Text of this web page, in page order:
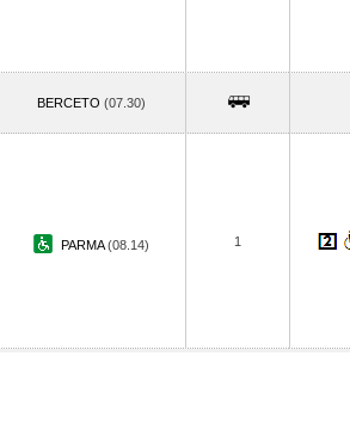
BERCETO (07.30)
PARMA(08.14) 1